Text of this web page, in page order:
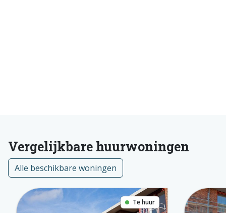
Vergelijkbare huurwoningen
Alle beschikbare woningen
Te huur